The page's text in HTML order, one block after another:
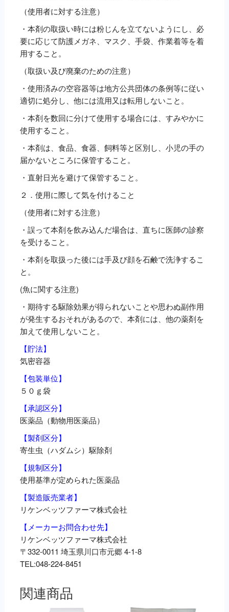
（使用者に対する注意）
・本剤の取扱い時には粉じんを立てないようにし、必
要に応じて防護メガネ、マスク、手袋、作業着等を着
用すること。
（取扱い及び廃棄のための注意）
・使用済みの空容器等は地方公共団体の条例等に従い
適切に処分し、他には流用又は転用しないこと。
・本剤を数回に分けて使用する場合には、すみやかに
使用すること。
・本剤は、食品、食器、飼料等と区別し、小児の手の
届かないところに保管すること。
・直射日光を避けて保管すること。
２．使用に際して気を付けること
（使用者に対する注意）
・誤って本剤を飲み込んだ場合は、直ちに医師の診察
を受けること。
・本剤を取扱った後には手及び顔を石鹸で洗浄するこ
と。
(魚に関する注意)
・期待する駆除効果が得られないことや思わぬ副作用
が発生するおそれがあるので、本剤には、他の薬剤を
加えて使用しないこと。
【貯法】
気密容器
【包装単位】
５０ｇ袋
【承認区分】
医薬品（動物用医薬品）
【製剤区分】
寄生虫（ハダムシ）駆除剤
【規制区分】
使用基準が定められた医薬品
【製造販売業者】
リケンベッツファーマ株式会社
【メーカーお問合わせ先】
リケンベッツファーマ株式会社
〒332-0011 埼玉県川口市元郷 4-1-8
TEL:048-224-8451
関連商品